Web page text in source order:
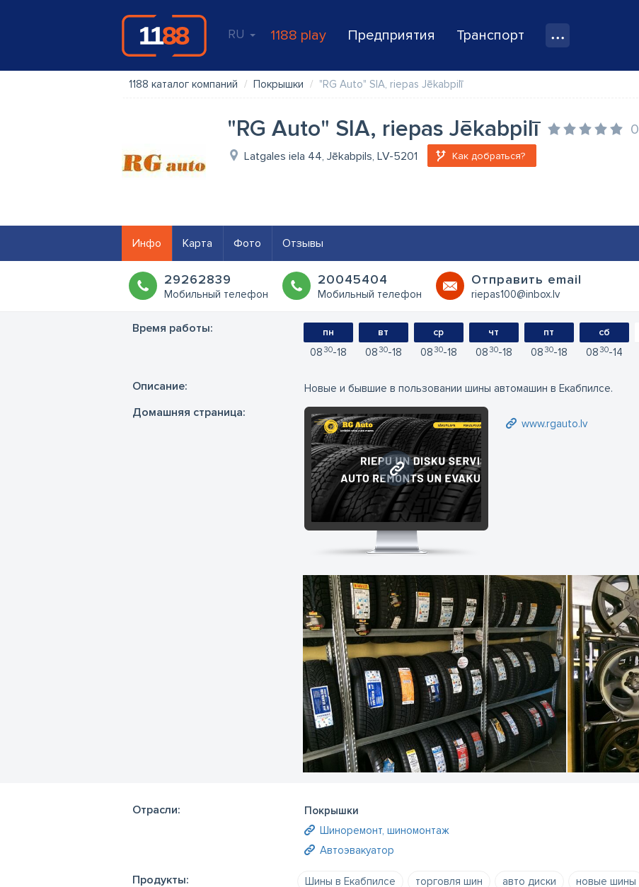
RU 1188 play Предприятия Транспорт
1188 каталог компаний Покрышки "RG Auto" SIA, riepas Jēkabpilī
"RG Auto" SIA, riepas Jēkabpilī 0
Latgales iela 44, Jēkabpils, LV-5201 Как добраться?
Инфо Карта Фото Отзывы
29262839
Мобильный телефон
20045404
Мобильный телефон
Oтправить email
riepas100@inbox.lv
Время работы: пн
08 30 18
вт
08 30 18
ср
08 30 18
чт
08 30 18
пт
08 30 18
сб
08 30 14
Oписание: Новые и бывшие в пользовании шины автомашин в Екабпилсе.
Домашняя страница:
www.rgauto.lv
www.rgauto.lv
Отрасли:
Покрышки
Шиноремонт, шиномонтаж
Автоэвакуатор
Продукты: Шины в Екабпилсе торговля шин авто диски
новые шины